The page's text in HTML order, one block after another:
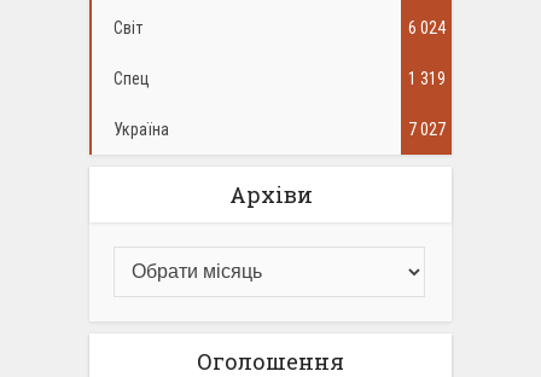
Світ 6 024
Спец 1 319
Україна 7 027
Архіви
Оголошення